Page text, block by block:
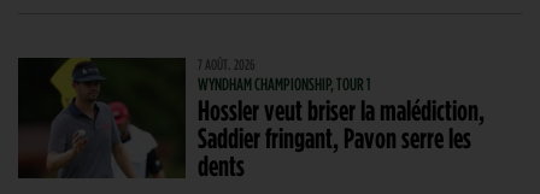
7 AOÛT. 2026
WYNDHAM CHAMPIONSHIP, TOUR 1
Hossler veut briser la malédiction,
Saddier fringant, Pavon serre les
dents